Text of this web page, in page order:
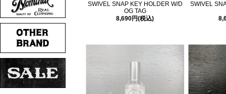
SWIVEL SNAP KEY HOLDER W/D
OG TAG
8,690円(税込)
SWIVEL